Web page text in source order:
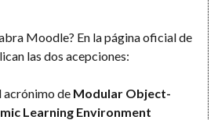
Moodle? En la página oficial de
las dos acepciones:
acrónimo de Modular Object-
Learning Environment